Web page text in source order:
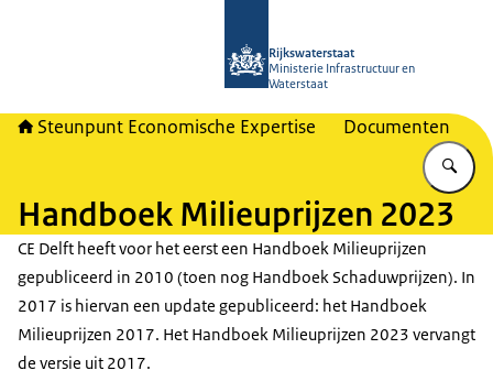
Rijkswaterstaat
Ministerie Infrastructuur en
Waterstaat
Steunpunt Economische Expertise Documenten
Handboek Milieuprijzen 2023
CE Delft heeft voor het eerst een Handboek Milieuprijzen
gepubliceerd in 2010 (toen nog Handboek Schaduwprijzen). In
2017 is hiervan een update gepubliceerd: het Handboek
Milieuprijzen 2017. Het Handboek Milieuprijzen 2023 vervangt
de versie uit 2017.